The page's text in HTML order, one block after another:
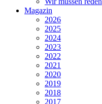
Magazin
2026
2025
2024
2023
2022
2021
2020
2019
2018
2017